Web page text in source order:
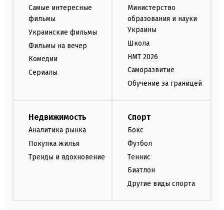
Самые интересные
фильмы
Украинские фильмы
Фильмы на вечер
Комедии
Сериалы
Министерство
образования и науки
Украины
Школа
НМТ 2026
Саморазвитие
Обучение за границей
Недвижимость
Аналитика рынка
Покупка жилья
Тренды и вдохновение
Спорт
Бокс
Футбол
Теннис
Биатлон
Другие виды спорта